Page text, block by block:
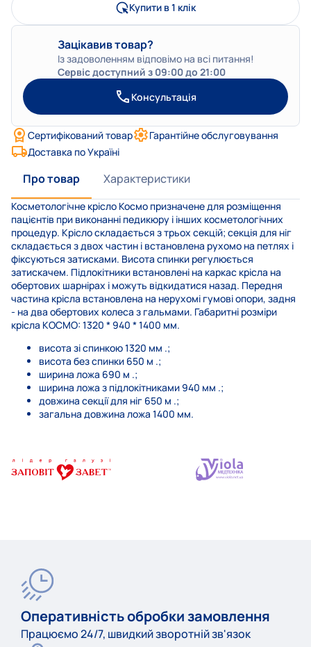
Купити в 1 клік
Зацікавив товар?
Із задоволенням відповімо на всі питання!
Сервіс доступний з 09:00 до 21:00
Консультація
Сертифікований товар
Гарантійне обслуговування
Доставка по Україні
Про товар Характеристики
Косметологічне крісло Космо призначене для розміщення
пацієнтів при виконанні педикюру і інших косметологічних
процедур. Крісло складається з трьох секцій; секція для ніг
складається з двох частин і встановлена ​​рухомо на петлях і
фіксуються затисками. Висота спинки регулюється
затискачем. Підлокітники встановлені на каркас крісла на
обертових шарнірах і можуть відкидатися назад. Передня
частина крісла встановлена ​​на нерухомі гумові опори, задня
- на два обертових колеса з гальмами. Габаритні розміри
крісла КОСМО: 1320 * 940 * 1400 мм.
висота зі спинкою 1320 мм .;
висота без спинки 650 м .;
ширина ложа 690 м .;
ширина ложа з підлокітниками 940 мм .;
довжина секції для ніг 650 м .;
загальна довжина ложа 1400 мм.
Оперативність обробки замовлення
Працюємо 24/7, швидкий зворотній зв'язок